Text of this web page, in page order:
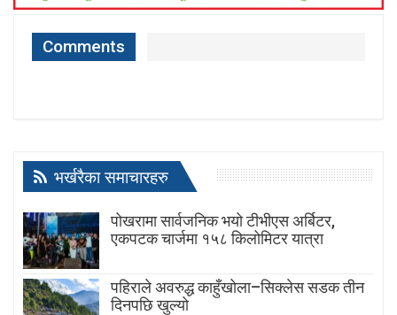
Comments
भर्खरैका समाचारहरु
पोखरामा सार्वजनिक भयो टीभीएस अर्बिटर,
एकपटक चार्जमा १५८ किलोमिटर यात्रा
पहिराले अवरुद्ध काहुँखोला–सिक्लेस सडक तीन
दिनपछि खुल्यो